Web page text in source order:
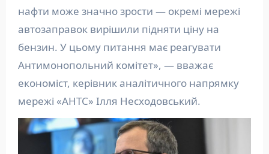
нафти може значно зрости — окремі мережі
автозаправок вирішили підняти ціну на
бензин. У цьому питання має реагувати
Антимонопольний комітет», — вважає
економіст, керівник аналітичного напрямку
мережі «АНТС» Ілля Несходовський.